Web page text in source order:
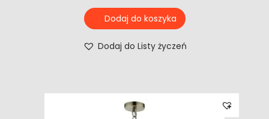
Dodaj do koszyka
Dodaj do Listy życzeń